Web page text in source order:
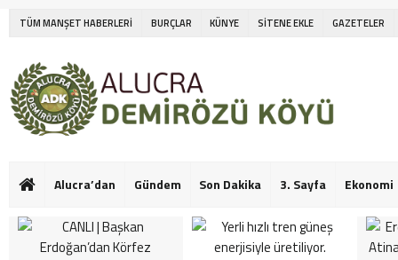
TÜM MANŞET HABERLERİ BURÇLAR KÜNYE SİTENE EKLE GAZETELER
Alucra’dan Gündem Son Dakika 3. Sayfa Ekonomi